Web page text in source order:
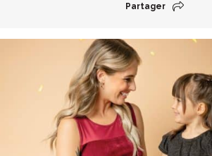
Partager